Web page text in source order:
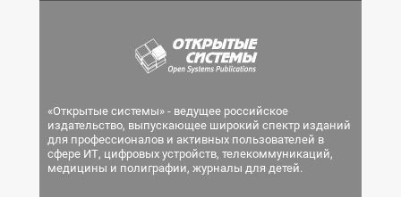
«Открытые системы» - ведущее российское
издательство, выпускающее широкий спектр изданий
для профессионалов и активных пользователей в
сфере ИТ, цифровых устройств, телекоммуникаций,
медицины и полиграфии, журналы для детей.